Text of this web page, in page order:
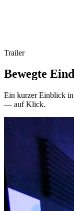
Trailer
Bewegte
Ein kurzer Einblick
— auf Klick.